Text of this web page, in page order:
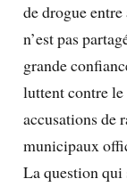
de drogue
n’est pas
grande
luttent contre
accusations de
municipaux
La question qui